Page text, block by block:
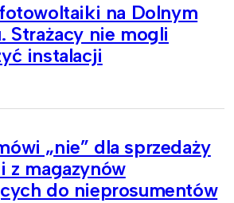
na Dolnym
Strażacy nie mogli
instalacji
„nie” dla sprzedaży
z magazynów
do nieprosumentów